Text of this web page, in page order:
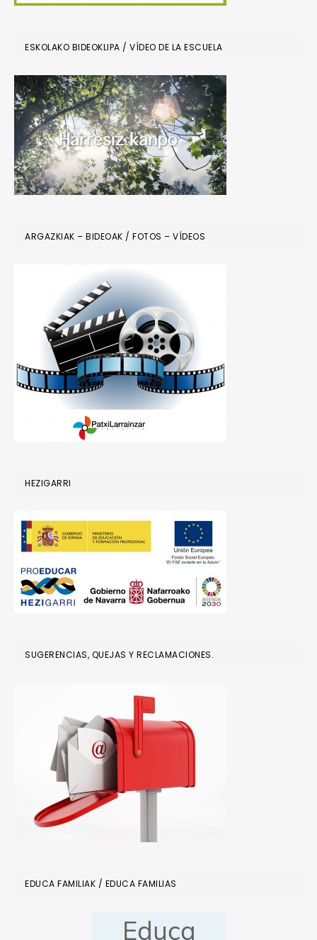
ESKOLAKO BIDEOKLIPA / VÍDEO DE LA ESCUELA
ARGAZKIAK – BIDEOAK / FOTOS – VÍDEOS
HEZIGARRI
SUGERENCIAS, QUEJAS Y RECLAMACIONES.
EDUCA FAMILIAK / EDUCA FAMILIAS